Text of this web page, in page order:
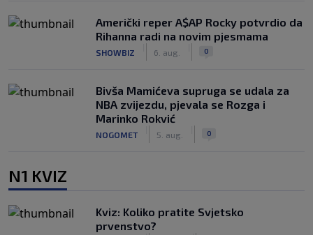
Američki reper A$AP Rocky potvrdio da
Rihanna radi na novim pjesmama
SHOWBIZ 6. aug. 0
Bivša Mamićeva supruga se udala za
NBA zvijezdu, pjevala se Rozga i
Marinko Rokvić
NOGOMET 5. aug. 0
N1 KVIZ
Kviz: Koliko pratite Svjetsko
prvenstvo?